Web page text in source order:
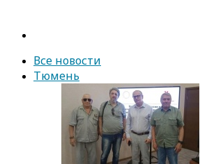
Все новости
Тюмень